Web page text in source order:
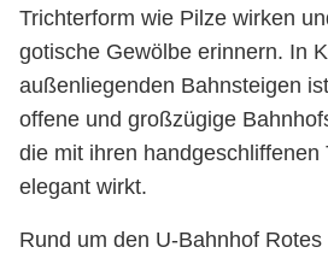
Trichterform wie Pilze wirken
gotische Gewölbe erinnern. In
außenliegenden Bahnsteigen
offene und großzügige
die mit ihren handgeschliffenen
elegant wirkt.
Rund um den U-Bahnhof